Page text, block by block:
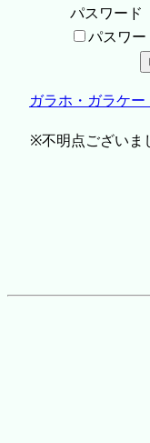
パスワード
パスワ
ガラホ・ガラケ
※不明点ございま